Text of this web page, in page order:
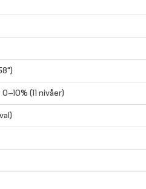
(11 nivåer)